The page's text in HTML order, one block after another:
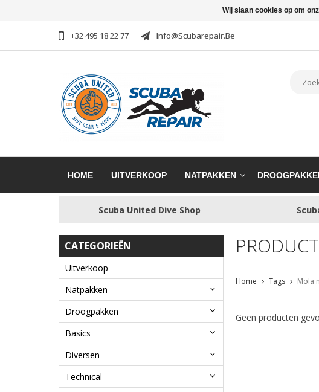
+32 495 18 22 77 Info@scubarepair.be
HOME UITVERKOOP NATPAKKEN
Scuba United Dive Shop
CATEGORIEËN
Uitverkoop
Natpakken
Droogpakken
Basics
Diversen
Technical
Home Tags Mola
Geen producten
Wij slaan cookies op om